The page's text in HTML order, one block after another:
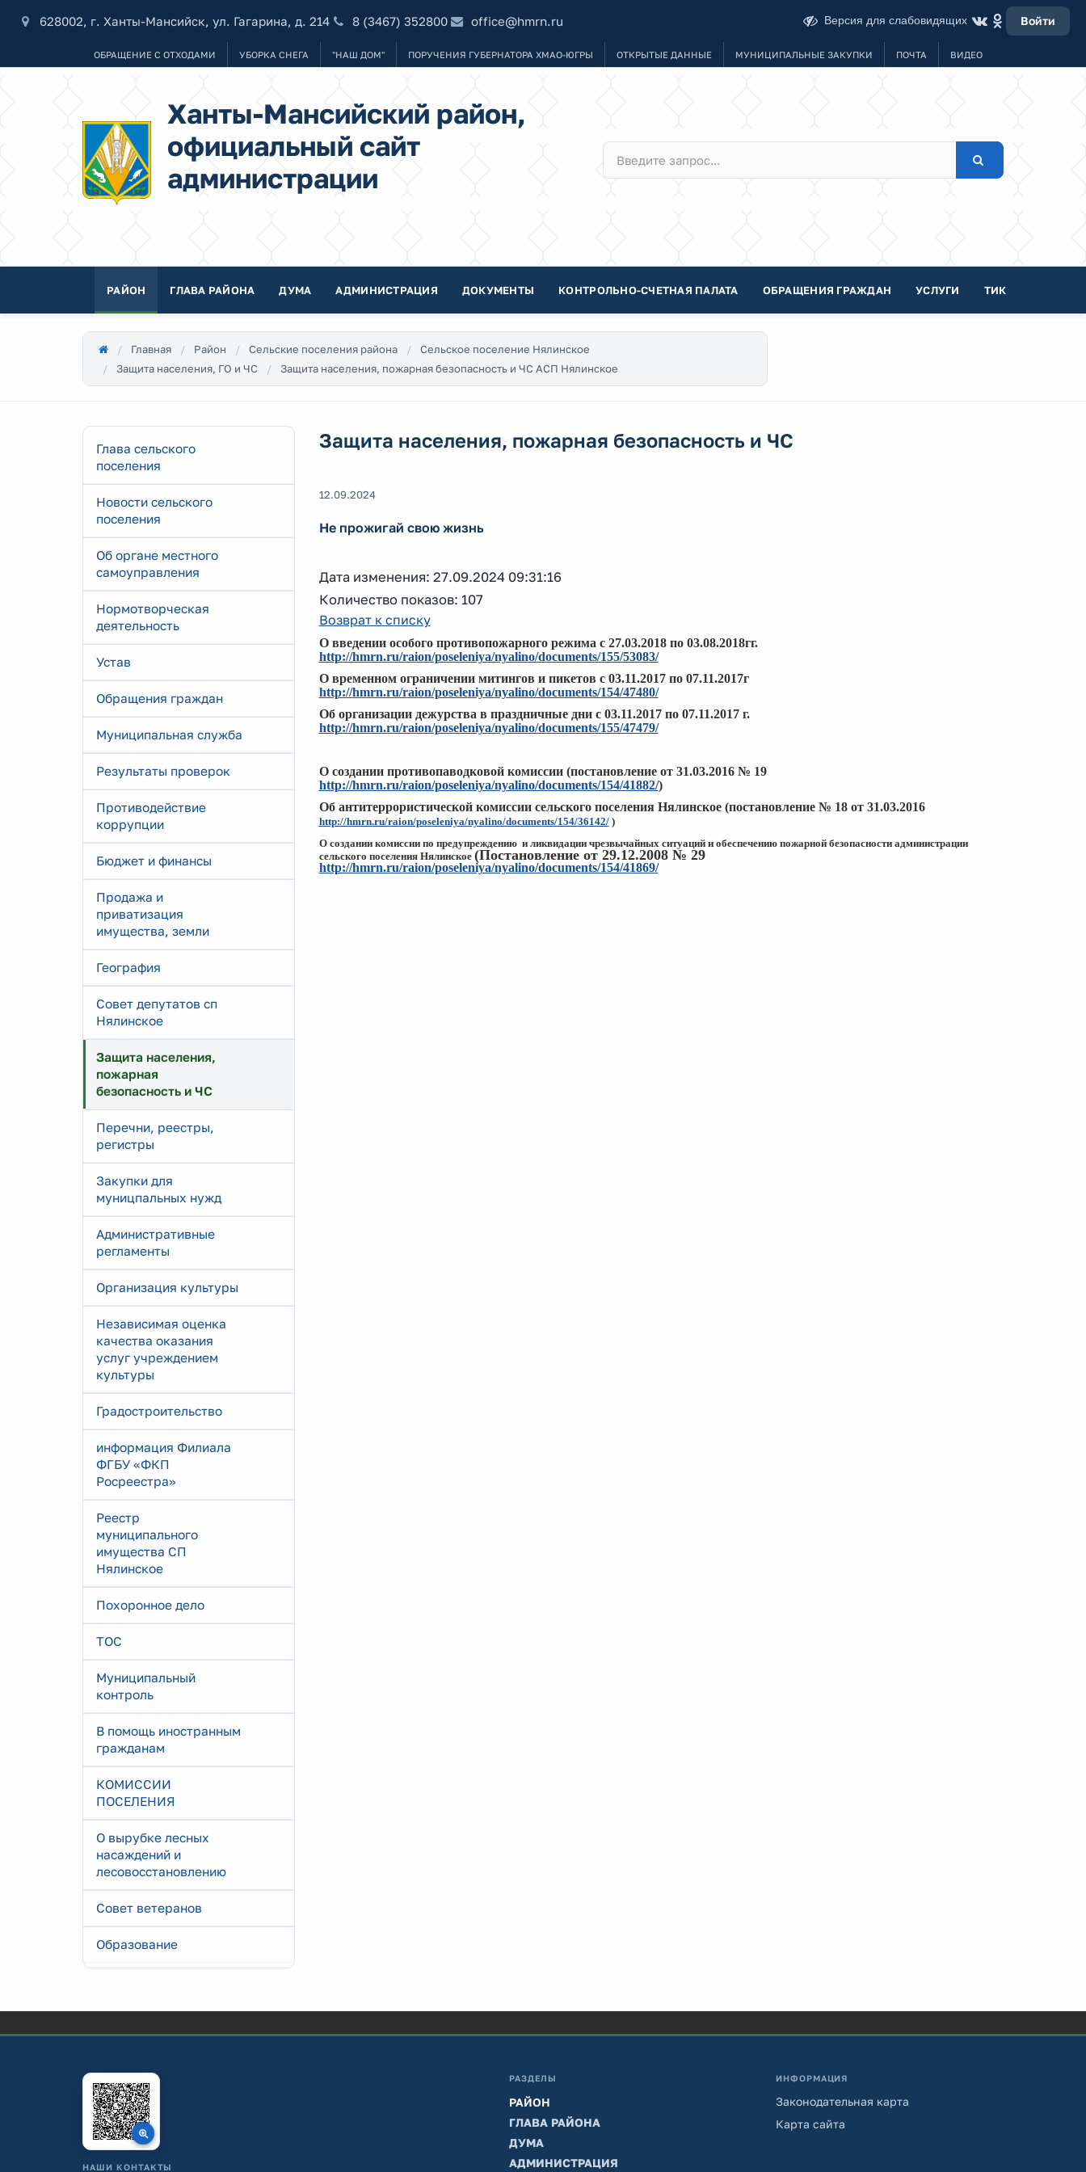
628002, г. Ханты-Мансийск, ул. Гагарина, д. 214 8 (3467) 352800 office@hmrn.ru Версия для слабовидящих Войти
ОБРАЩЕНИЕ С ОТХОДАМИ УБОРКА СНЕГА "НАШ ДОМ" ПОРУЧЕНИЯ ГУБЕРНАТОРА ХМАО-ЮГРЫ ОТКРЫТЫЕ ДАННЫЕ МУНИЦИПАЛЬНЫЕ ЗАКУПКИ ПОЧТА ВИДЕО
Ханты-Мансийский район,
официальный сайт
администрации
РАЙОН ГЛАВА РАЙОНА ДУМА АДМИНИСТРАЦИЯ ДОКУМЕНТЫ КОНТРОЛЬНО-СЧЕТНАЯ ПАЛАТА ОБРАЩЕНИЯ ГРАЖДАН УСЛУГИ ТИК
Главная Район Сельские поселения района
Сельское поселение Нялинское
Защита населения, ГО и ЧС
Защита населения, пожарная безопасность и ЧС АСП Нялинское
Глава сельского
поселения
Новости сельского
поселения
Об органе местного
самоуправления
Нормотворческая
деятельность
Устав
Обращения граждан
Муниципальная служба
Результаты проверок
Противодействие
коррупции
Бюджет и финансы
Продажа и
приватизация
имущества, земли
География
Совет депутатов сп
Нялинское
Защита населения,
пожарная
безопасность и ЧС
Перечни, реестры,
регистры
Закупки для
муницпальных нужд
Административные
регламенты
Организация культуры
Независимая оценка
качества оказания
услуг учреждением
культуры
Градостроительство
информация Филиала
ФГБУ «ФКП
Росреестра»
Реестр
муниципального
имущества СП
Нялинское
Похоронное дело
ТОС
Муниципальный
контроль
В помощь иностранным
гражданам
КОМИССИИ
ПОСЕЛЕНИЯ
О вырубке лесных
насаждений и
лесовосстановлению
Совет ветеранов
Образование
Защита населения, пожарная безопасность и ЧС
12.09.2024
Не прожигай свою жизнь
Дата изменения: 27.09.2024 09:31:16
Количество показов: 107
Возврат к списку
О введении особого противопожарного режима с 27.03.2018 по 03.08.2018гг.
http://hmrn.ru/raion/poseleniya/nyalino/documents/155/53083/
О временном ограничении митингов и пикетов с 03.11.2017 по 07.11.2017г
http://hmrn.ru/raion/poseleniya/nyalino/documents/154/47480/
Об организации дежурства в праздничные дни с 03.11.2017 по 07.11.2017 г.
http://hmrn.ru/raion/poseleniya/nyalino/documents/155/47479/
О создании противопаводковой комиссии (постановление от 31.03.2016 № 19
http://hmrn.ru/raion/poseleniya/nyalino/documents/154/41882/)
Об антитеррористической комиссии сельского поселения Нялинское (постановление № 18 от 31.03.2016
http://hmrn.ru/raion/poseleniya/nyalino/documents/154/36142/)
О создании комиссии по предупреждению и ликвидации чрезвычайныхситуаций и обеспечению пожарнойбезопасности администрации
сельского поселения Нялинское (Постановление от 29.12.2008 № 29
http://hmrn.ru/raion/poseleniya/nyalino/documents/154/41869/
НАШИ КОНТАКТЫ
РАЗДЕЛЫ
РАЙОН
ГЛАВА РАЙОНА
ДУМА
АДМИНИСТРАЦИЯ
ИНФОРМАЦИЯ
Законодательная карта
Карта сайта